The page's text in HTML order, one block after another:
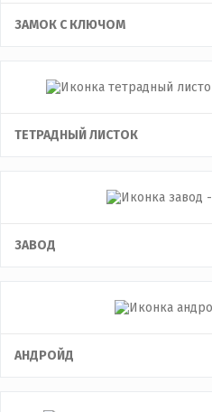
ЗАМОК С КЛЮЧОМ
ТЕТРАДНЫЙ ЛИСТОК
ЗАВОД
АНДРОЙД